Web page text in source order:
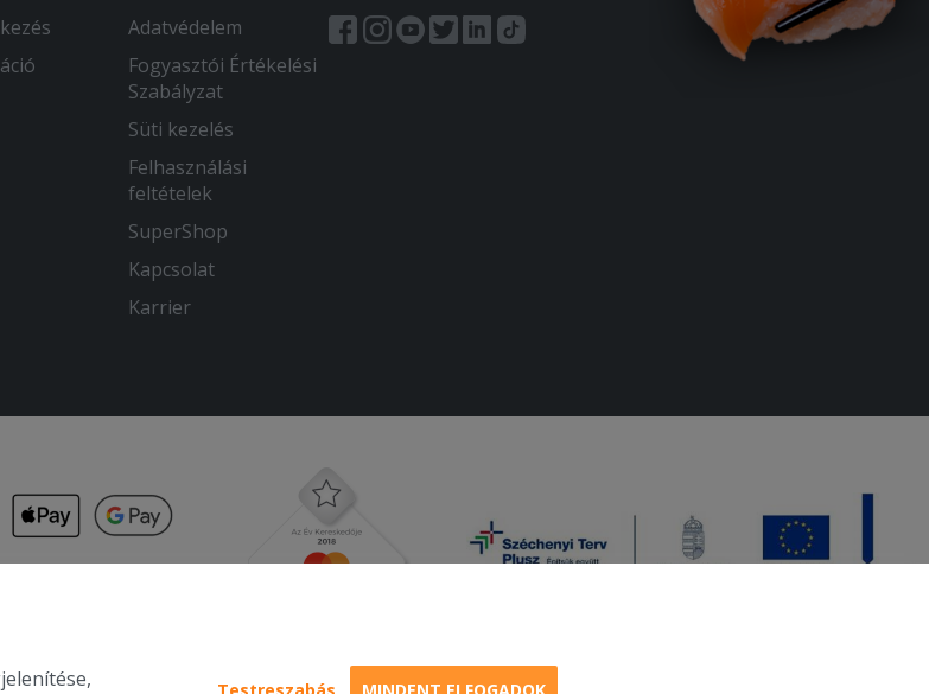
Adatvédelem
Fogyasztói Értékelési
Szabályzat
Süti kezelés
Felhasználási
feltételek
SuperShop
Kapcsolat
Karrier